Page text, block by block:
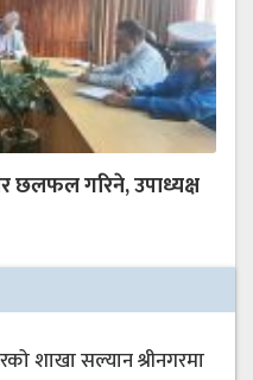
छलफल गरिने, उपाध्यक्ष
शाखा सल्यान श्रीनगरमा